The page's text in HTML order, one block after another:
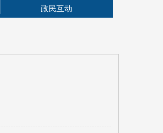
政民互动